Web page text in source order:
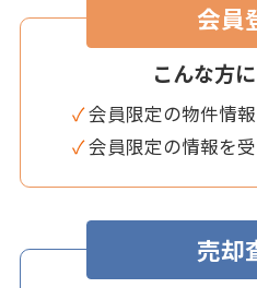
会員
こんな方
✓ 会員限定の物件情
✓ 会員限定の情報を
売却